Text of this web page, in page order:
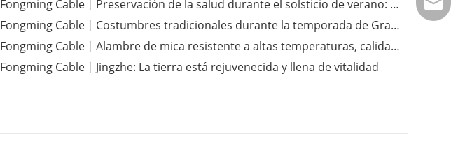
Fongming Cable丨Preservación de la salud durante el solsticio de verano: sigue las tres estaciones y disfruta de una vida saludable
Fongming Cable丨Costumbres tradicionales durante la temporada de Granos en Espiga
Fongming Cable丨Alambre de mica resistente a altas temperaturas, calidad confiable, resistente a temperaturas de hasta 500 grados.
Fongming Cable丨Jingzhe: La tierra está rejuvenecida y llena de vitalidad